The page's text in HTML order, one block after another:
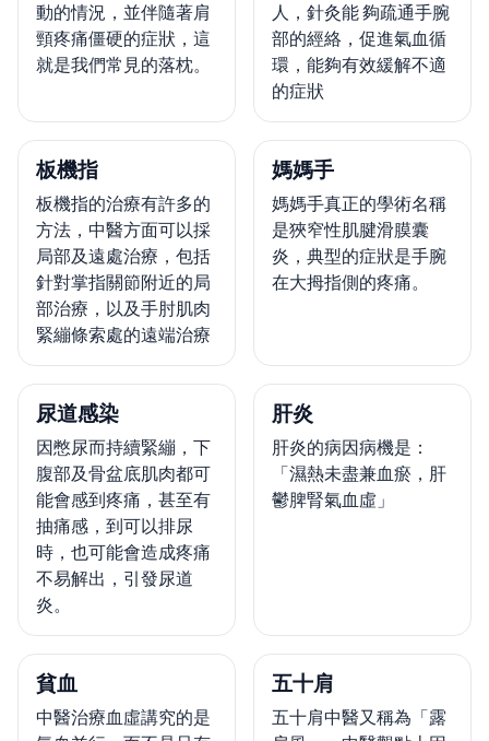
動的情況，並伴隨著肩
頸疼痛僵硬的症狀，這
就是我們常見的落枕。
人，針灸能 夠疏通手腕
部的經絡，促進氣血循
環，能夠有效緩解不適
的症狀
板機指
板機指的治療有許多的
方法，中醫方面可以採
局部及遠處治療，包括
針對掌指關節附近的局
部治療，以及手肘肌肉
緊繃條索處的遠端治療
媽媽手
媽媽手真正的學術名稱
是狹窄性肌腱滑膜囊
炎，典型的症狀是手腕
在大拇指側的疼痛。
尿道感染
因憋尿而持續緊繃，下
腹部及骨盆底肌肉都可
能會感到疼痛，甚至有
抽痛感，到可以排尿
時，也可能會造成疼痛
不易解出，引發尿道
炎。
肝炎
肝炎的病因病機是：
「濕熱未盡兼血瘀，肝
鬱脾腎氣血虛」
貧血
中醫治療血虛講究的是
五十肩
五十肩中醫又稱為「露